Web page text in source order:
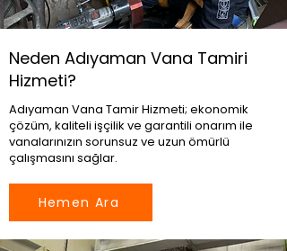
Neden Adıyaman Vana Tamiri
Hizmeti?
Adıyaman Vana Tamir Hizmeti; ekonomik
çözüm, kaliteli işçilik ve garantili onarım ile
vanalarınızın sorunsuz ve uzun ömürlü
çalışmasını sağlar.
Hemen Ara